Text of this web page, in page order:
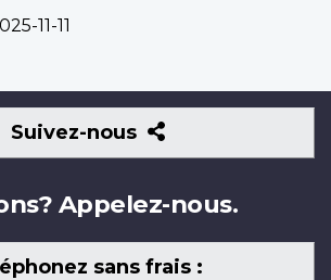
11-11
Suivez-nous
Suivez-
nous
Appelez-nous.
sans frais :